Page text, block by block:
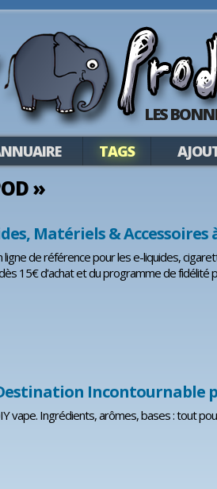
LES
TAGS
»
Matériels & Accessoires
de référence pour les e-liquides,
15€ d'achat et du programme de fidélité
Incontournable
vape. Ingrédients, arômes, bases : tout